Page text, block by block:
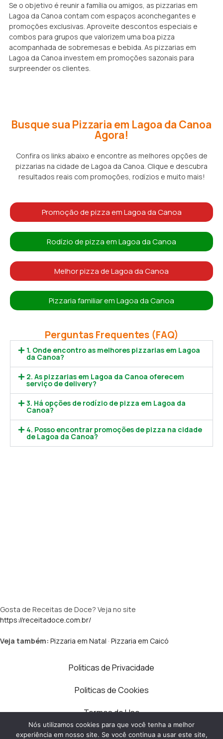
Se o objetivo é reunir a família ou amigos, as pizzarias em
Lagoa da Canoa contam com espaços aconchegantes e
promoções exclusivas. Aproveite descontos especiais e
combos para grupos que valorizem uma boa pizza
acompanhada de sobremesas e bebida. As pizzarias em
Lagoa da Canoa investem em promoções sazonais para
surpreender os clientes.
Busque sua Pizzaria em Lagoa da Canoa
Agora!
Confira os links abaixo e encontre as melhores opções de
pizzarias na cidade de Lagoa da Canoa. Clique e descubra
resultados reais com promoções, rodízios e muito mais!
Promoção de pizza em Lagoa da Canoa
Rodízio de pizza em Lagoa da Canoa
Melhor pizza de Lagoa da Canoa
Pizzaria familiar em Lagoa da Canoa
Perguntas Frequentes (FAQ)
1. Onde encontro as melhores pizzarias em Lagoa
da Canoa?
2. As pizzarias em Lagoa da Canoa oferecem
serviço de delivery?
3. Há opções de rodízio de pizza em Lagoa da
Canoa?
4. Posso encontrar promoções de pizza na cidade
de Lagoa da Canoa?
Gosta de Receitas de Doce? Veja no site
https://receitadoce.com.br/
Veja também: Pizzaria em Natal · Pizzaria em Caicó
Politicas de Privacidade
Politicas de Cookies
Termos de Uso
Contato
Nós utilizamos cookies para que você tenha a melhor
experiência em nosso site. Se você continua a usar este site,